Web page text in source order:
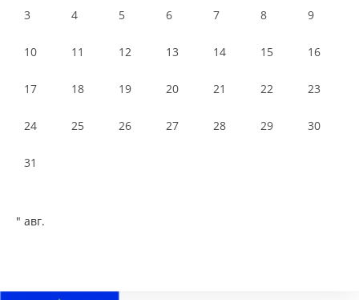
3 4 5 6 7 8 9
10 11 12 13 14 15 16
17 18 19 20 21 22 23
24 25 26 27 28 29 30
31
" авг.